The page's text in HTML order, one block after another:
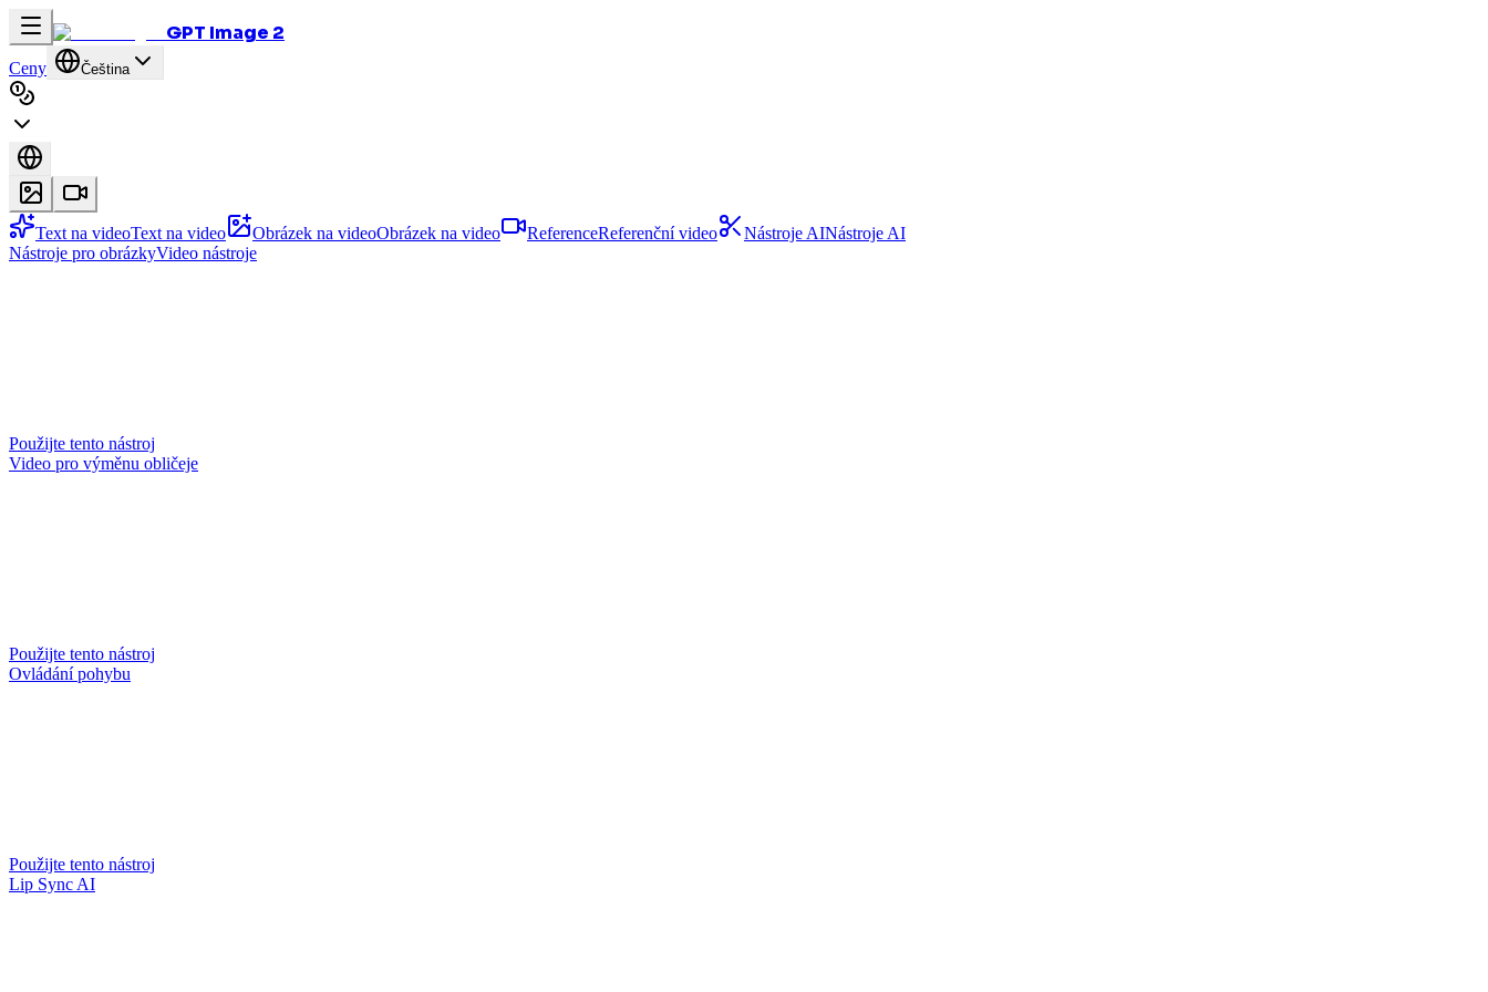
GPT Image 2
Ceny Čeština
Text na videoText na video Obrázek na videoObrázek na video ReferenceReferenční video Nástroje AINástroje AI
Nástroje pro obrázkyVideo nástroje
Použijte tento nástroj
Video pro výměnu obličeje
Použijte tento nástroj
Ovládání pohybu
Použijte tento nástroj
Lip Sync AI